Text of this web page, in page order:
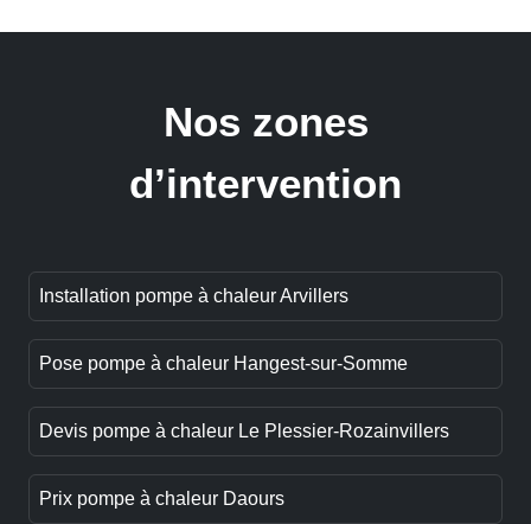
Nos zones
d’intervention
Installation pompe à chaleur Arvillers
Pose pompe à chaleur Hangest-sur-Somme
Devis pompe à chaleur Le Plessier-Rozainvillers
Prix pompe à chaleur Daours